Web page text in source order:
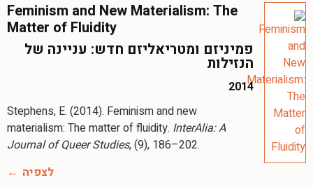
Feminism and New Materialism: The
Matter of Fluidity
פמיניזם ומטריאליזם חדש: עניינה של
הנזילות
2014
Stephens, E. (2014). Feminism and new
materialism: The matter of fluidity. InterAlia: A
Journal of Queer Studies, (9), 186–202.
לצפיה